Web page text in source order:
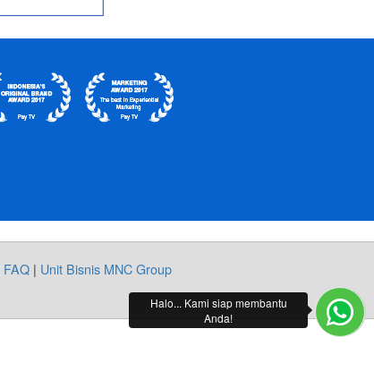
FAQ| Unit Bisnis MNC Group
Halo... Kami siap membantu
Anda!